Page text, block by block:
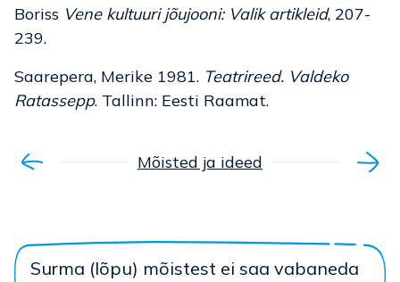
Boriss Vene kultuuri jõujooni: Valik artikleid, 207-
239.
Saarepera, Merike 1981. Teatrireed. Valdeko
Ratassepp. Tallinn: Eesti Raamat.
Mõisted ja ideed
Surma (lõpu) mõistest ei saa vabaneda